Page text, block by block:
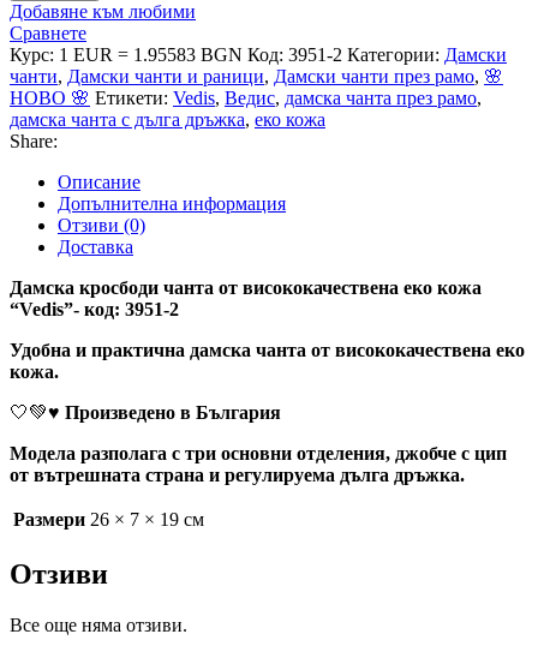
Добавяне към любими
Сравнете
Курс: 1 EUR = 1.95583 BGN Код: 3951-2 Категории: Дамски
чанти, Дамски чанти и раници, Дамски чанти през рамо, 🌸
НОВО 🌸 Етикети: Vedis, Ведис, дамска чанта през рамо,
дамска чанта с дълга дръжка, еко кожа
Share:
Описание
Допълнителна информация
Отзиви (0)
Доставка
Дамска кросбоди чанта от висококачествена еко кожа
“Vedis”- код: 3951-2
Удобна и практична дамска чанта от висококачествена еко
кожа.
🤍💚♥️ Произведено в България
Модела разполага с три основни отделения, джобче с цип
от вътрешната страна и регулируема дълга дръжка.
Размери 26 × 7 × 19 см
Отзиви
Все още няма отзиви.